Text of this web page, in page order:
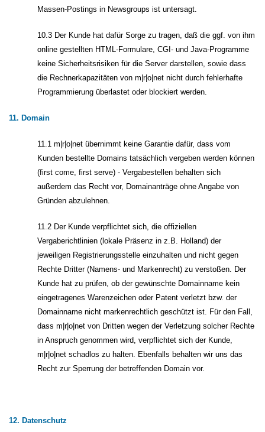
Massen-Postings in Newsgroups ist untersagt.
10.3 Der Kunde hat dafür Sorge zu tragen, daß die ggf. von ihm
online gestellten HTML-Formulare, CGI- und Java-Programme
keine Sicherheitsrisiken für die Server darstellen, sowie dass
die Rechnerkapazitäten von m|r|o|net nicht durch fehlerhafte
Programmierung überlastet oder blockiert werden.
11. Domain
11.1 m|r|o|net übernimmt keine Garantie dafür, dass vom
Kunden bestellte Domains tatsächlich vergeben werden können
(first come, first serve) - Vergabestellen behalten sich
außerdem das Recht vor, Domainanträge ohne Angabe von
Gründen abzulehnen.
11.2 Der Kunde verpflichtet sich, die offiziellen
Vergaberichtlinien (lokale Präsenz in z.B. Holland) der
jeweiligen Registrierungsstelle einzuhalten und nicht gegen
Rechte Dritter (Namens- und Markenrecht) zu verstoßen. Der
Kunde hat zu prüfen, ob der gewünschte Domainname kein
eingetragenes Warenzeichen oder Patent verletzt bzw. der
Domainname nicht markenrechtlich geschützt ist. Für den Fall,
dass m|r|o|net von Dritten wegen der Verletzung solcher Rechte
in Anspruch genommen wird, verpflichtet sich der Kunde,
m|r|o|net schadlos zu halten. Ebenfalls behalten wir uns das
Recht zur Sperrung der betreffenden Domain vor.
12. Datenschutz